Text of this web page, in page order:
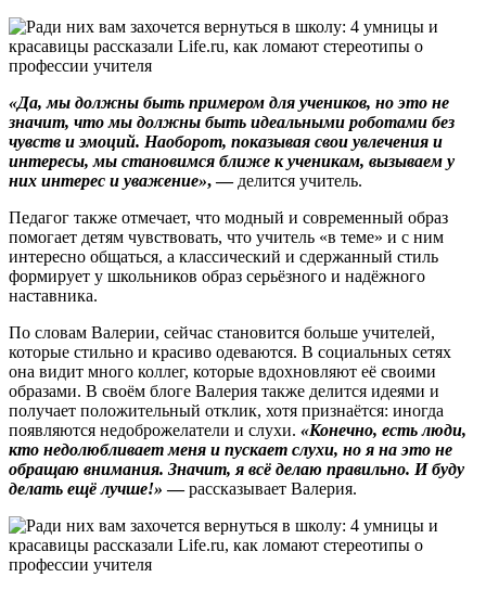
«Да, мы должны быть примером для учеников, но это не
значит, что мы должны быть идеальными роботами без
чувств и эмоций. Наоборот, показывая свои увлечения и
интересы, мы становимся ближе к ученикам, вызываем у
них интерес и уважение», —делится учитель.
Педагог также отмечает, что модный и современный образ
помогает детям чувствовать, что учитель «в теме» и с ним
интересно общаться, а классический и сдержанный стиль
формирует у школьников образ серьёзного и надёжного
наставника.
По словам Валерии, сейчас становится больше учителей,
которые стильно и красиво одеваются. В социальных сетях
она видит много коллег, которые вдохновляют её своими
образами. В своём блоге Валерия также делится идеями и
получает положительный отклик, хотя признаётся: иногда
появляются недоброжелатели и слухи. «Конечно, есть люди,
кто недолюбливает меня и пускает слухи, но я на это не
обращаю внимания. Значит, я всё делаю правильно. И буду
делать ещё лучше!» —рассказывает Валерия.